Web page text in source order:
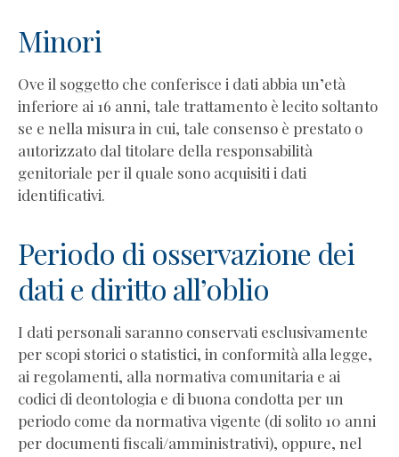
Minori
Ove il soggetto che conferisce i dati abbia un’età
inferiore ai 16 anni, tale trattamento è lecito soltanto
se e nella misura in cui, tale consenso è prestato o
autorizzato dal titolare della responsabilità
genitoriale per il quale sono acquisiti i dati
identificativi.
Periodo di osservazione dei
dati e diritto all’oblio
I dati personali saranno conservati esclusivamente
per scopi storici o statistici, in conformità alla legge,
ai regolamenti, alla normativa comunitaria e ai
codici di deontologia e di buona condotta per un
periodo come da normativa vigente (di solito 10 anni
per documenti fiscali/amministrativi), oppure, nel